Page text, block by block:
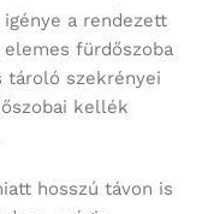
a rendezett
elemes fürdőszoba
tároló szekrényei
kellék
hosszú távon is